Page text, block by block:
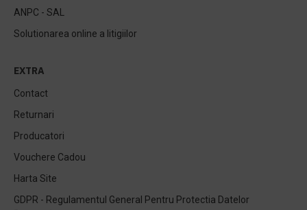
ANPC - SAL
Solutionarea online a litigiilor
EXTRA
Contact
Returnari
Producatori
Vouchere Cadou
Harta Site
GDPR - Regulamentul General Pentru Protectia Datelor